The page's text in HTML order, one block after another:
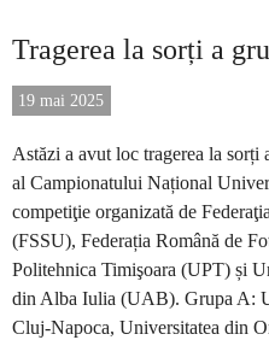
Tragerea la sorți a
19 mai 2025
Astăzi a avut loc tragerea la
al Campionatului Național
competiţie organizată de
(FSSU), Federația Română de
Politehnica Timişoara (UPT) și
din Alba Iulia (UAB). Grupa A:
Cluj-Napoca, Universitatea din